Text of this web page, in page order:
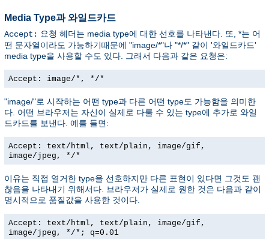
Media Type과 와일드카드
Accept: 요청 헤더는 media type에 대한 선호를 나타낸다. 또, *는 어
떤 문자열이라도 가능하기때문에 "image/*"나 "*/*" 같이 '와일드카드'
media type을 사용할 수도 있다. 그래서 다음과 같은 요청은:
Accept: image/*, */*
"image/"로 시작하는 어떤 type과 다른 어떤 type도 가능함을 의미한
다. 어떤 브라우저는 자신이 실제로 다룰 수 있는 type에 추가로 와일
드카드를 보낸다. 예를 들면:
Accept: text/html, text/plain, image/gif,
image/jpeg, */*
이유는 직접 열거한 type을 선호하지만 다른 표현이 있다면 그것도 괜
찮음을 나타내기 위해서다. 브라우저가 실제로 원한 것은 다음과 같이
명시적으로 품질값을 사용한 것이다.
Accept: text/html, text/plain, image/gif,
image/jpeg, */*; q=0.01